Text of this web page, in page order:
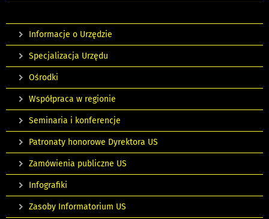
Informacje o Urzędzie
Specjalizacja Urzędu
Ośrodki
Współpraca w regionie
Seminaria i konferencje
Patronaty honorowe Dyrektora US
Zamówienia publiczne US
Infografiki
Zasoby Informatorium US